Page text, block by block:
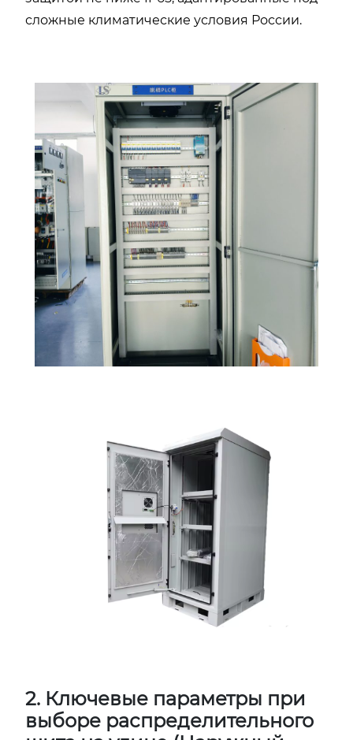
сложные климатические условия России.
2. Ключевые параметры при
выборе распределительного